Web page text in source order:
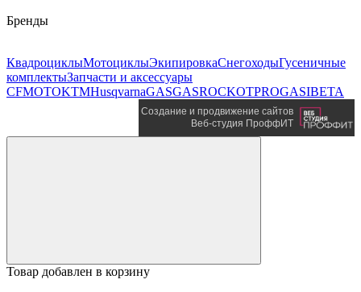
Бренды
КвадроциклыМотоциклыЭкипировкаСнегоходыГусеничные
комплектыЗапчасти и аксессуары
CFMOTOKTMHusqvarnaGASGASROCKOTPROGASIBETA
Создание и продвижение сайтов
Веб-студия ПроффИТ
Товар добавлен в корзину